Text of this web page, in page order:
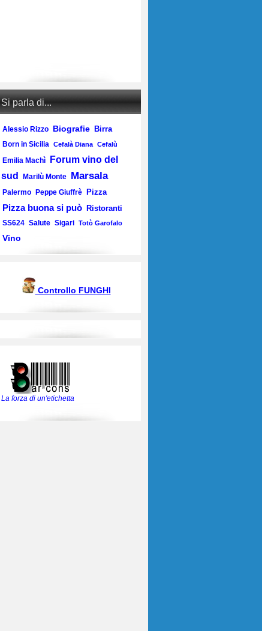
Si parla di...
Alessio Rizzo Biografie Birra
Born in Sicilia Cefalà Diana Cefalù
Emilia Machì
Forum vino del
sud
Marilù Monte Marsala
Palermo Peppe Giuffrè Pizza
Pizza buona si può Ristoranti
SS624 Salute Sigari Totò Garofalo
Vino
Controllo FUNGHI
La forza di un'etichetta